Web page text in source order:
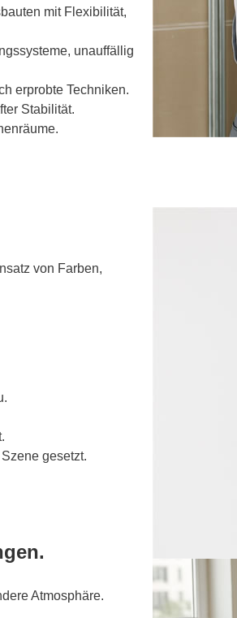
mit Flexibilität,
unauffällig
erprobte Techniken.
Stabilität.
von Farben,
gesetzt.
Atmosphäre.